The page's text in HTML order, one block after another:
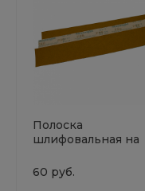
Полоска
шлифовальная на
70х420 Р150 без
отв.SUNMIGHT
60 руб.